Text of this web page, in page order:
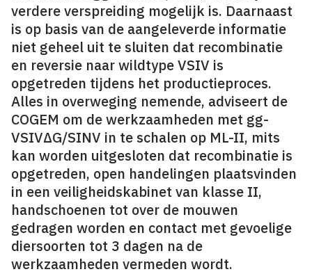
verdere verspreiding mogelijk is. Daarnaast
is op basis van de aangeleverde informatie
niet geheel uit te sluiten dat recombinatie
en reversie naar wildtype VSIV is
opgetreden tijdens het productieproces.
Alles in overweging nemende, adviseert de
COGEM om de werkzaamheden met gg-
VSIVΔG/SINV in te schalen op ML-II, mits
kan worden uitgesloten dat recombinatie is
opgetreden, open handelingen plaatsvinden
in een veiligheidskabinet van klasse II,
handschoenen tot over de mouwen
gedragen worden en contact met gevoelige
diersoorten tot 3 dagen na de
werkzaamheden vermeden wordt.